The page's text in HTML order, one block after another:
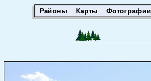
Районы Карты Фотографии